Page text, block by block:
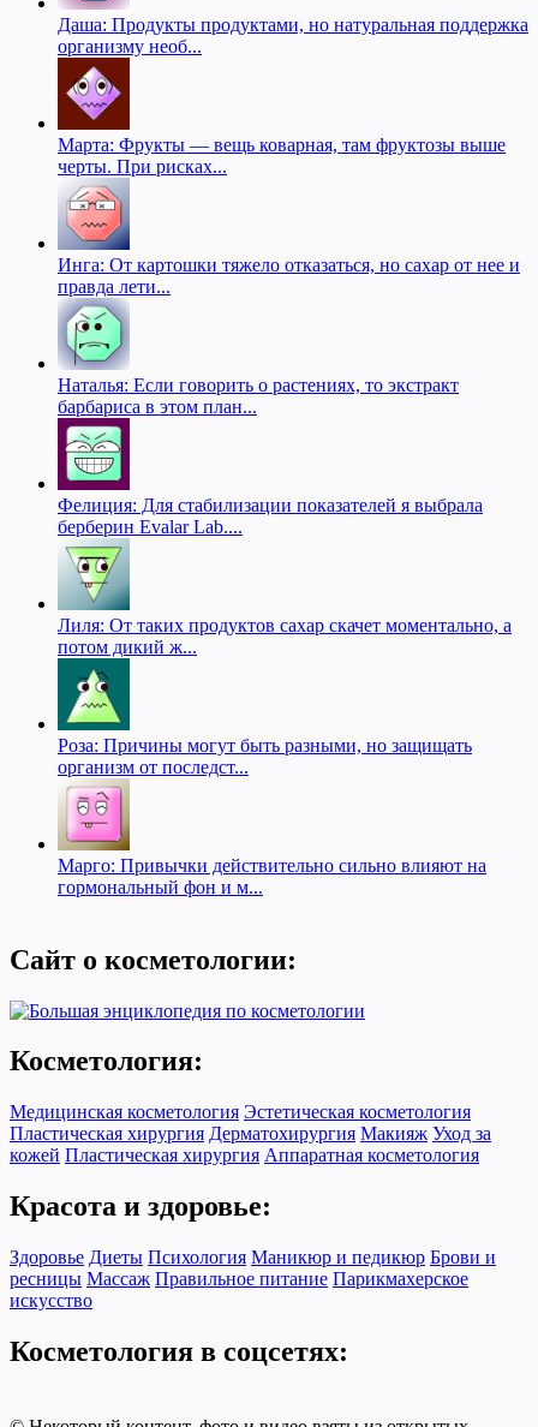
Даша: Продукты продуктами, но натуральная поддержка
организму необ...
Марта: Фрукты — вещь коварная, там фруктозы выше
черты. При рисках...
Инга: От картошки тяжело отказаться, но сахар от нее и
правда лети...
Наталья: Если говорить о растениях, то экстракт
барбариса в этом план...
Фелиция: Для стабилизации показателей я выбрала
берберин Evalar Lab....
Лиля: От таких продуктов сахар скачет моментально, а
потом дикий ж...
Роза: Причины могут быть разными, но защищать
организм от последст...
Марго: Привычки действительно сильно влияют на
гормональный фон и м...
Сайт о косметологии:
Косметология:
Медицинская косметология Эстетическая косметология
Пластическая хирургия Дерматохирургия Макияж Уход за
кожей Пластическая хирургия Аппаратная косметология
Красота и здоровье:
Здоровье Диеты Психология Маникюр и педикюр Брови и
ресницы Массаж Правильное питание Парикмахерское
искусство
Косметология в соцсетях: